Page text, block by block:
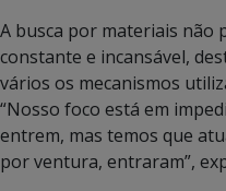
A busca por materiais não
constante e incansável,
vários os mecanismos
“Nosso foco está em
entrem, mas temos que
por ventura, entraram”,